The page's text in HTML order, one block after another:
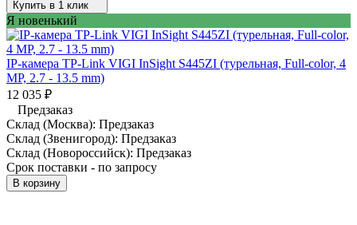
Купить в 1 клик
Я новенький
IP-камера TP-Link VIGI InSight S445ZI (турельная, Full-color, 4
MP, 2.7 - 13.5 mm)
12 035 ₽
Предзаказ
Склад (Москва): Предзаказ
Склад (Звенигород): Предзаказ
Склад (Новороссийск): Предзаказ
Срок поставки - по запросу
В корзину